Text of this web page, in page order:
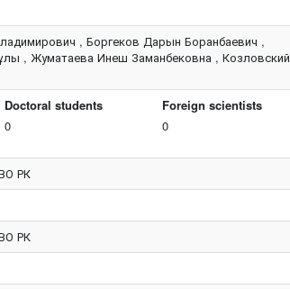
, Боргеков Дарын Боранбаевич ,
, Жуматаева Инеш Заманбековна , Козловский
Doctoral students
0
Foreign scientists
0
РК
РК